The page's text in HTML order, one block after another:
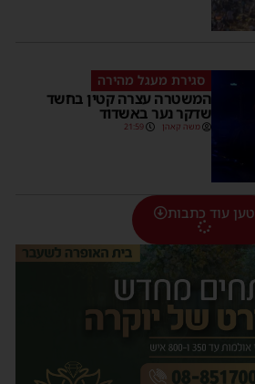
סגירת מעגל מהירה
המשטרה עצרה קטין בחשד
שדקר נער באשדוד
משה קאהן 21:59
טען עוד כתבות